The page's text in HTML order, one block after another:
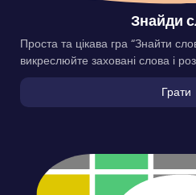
Знайди
Проста та цікава гра “Знайти
викреслюйте заховані слова і
Грати